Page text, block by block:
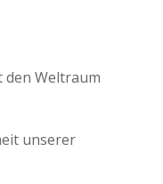
Weltraum
unserer